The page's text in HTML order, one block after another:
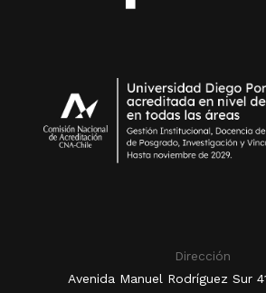
Dirección
Avenida Manuel Rodríguez Sur